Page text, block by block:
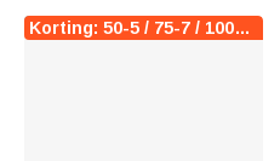
Korting: 50-5 / 75-7 / 100-10